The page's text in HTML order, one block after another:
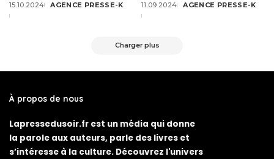
15.10.2024
Posted
AGENCE PRESSE-K 11.09.2024
Posted
AGENCE PRESSE-K
Charger plus
À propos de nous
Lapressedusoir.fr est un média qui donne
la parole aux auteurs, parle des livres et
s’intéresse à la culture. Découvrez l'univers